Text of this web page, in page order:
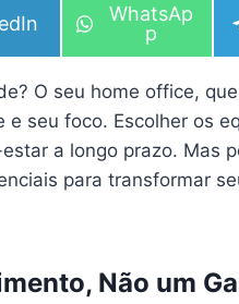
S
a
e
o
n
WhatsAp
p
O seu home office,
seu foco. Escolher os
a longo prazo. Mas
para transformar
Não um